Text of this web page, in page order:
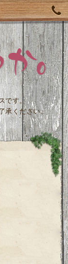
です。
承ください。